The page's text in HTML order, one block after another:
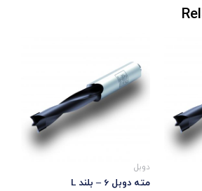
دوبل
مته دوبل 6 – بلند L